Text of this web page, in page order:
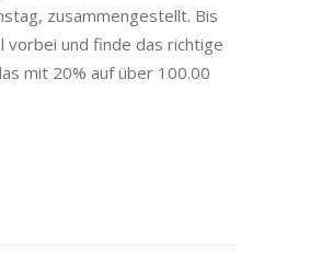
zusammengestellt. Bis
vorbei und finde das richtige
mit 20% auf über 100.00